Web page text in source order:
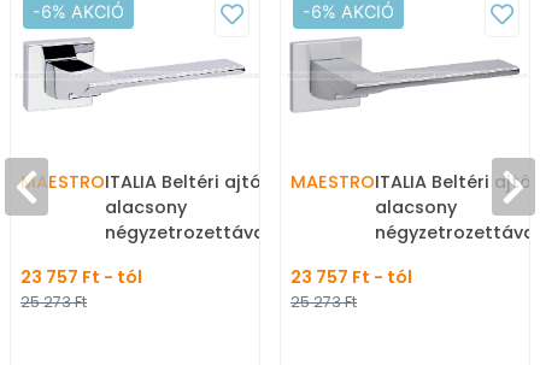
-6% AKCIÓ
MAESTROITALIA Beltéri ajtókilincs
alacsony
négyzetrozettával (BB PZ
Zamak fém ötvözet -
Modern rozettás kilincs
23 757 Ft - tól
25 273 Ft
-6% AKCIÓ
MAESTROITALIA Beltéri
alacsony
négyzetrozettával
Zamak fém
23 757 Ft - tól
25 273 Ft